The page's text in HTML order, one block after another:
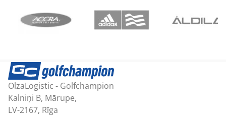
OlzaLogistic - Golfchampion
Kalniņi B, Mārupe,
LV-2167, Rīga